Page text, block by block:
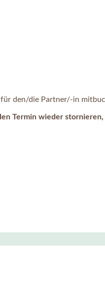
für den/die Partner/-in
Termin wieder